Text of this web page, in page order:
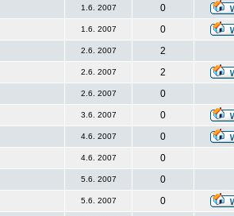
1.6. 2007
0
1.6. 2007
0
2.6. 2007
2
2.6. 2007
2
2.6. 2007
0
3.6. 2007
0
4.6. 2007
0
4.6. 2007
0
5.6. 2007
0
5.6. 2007
0